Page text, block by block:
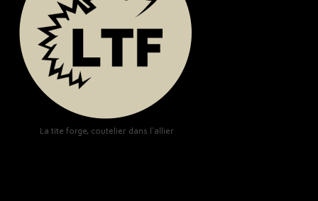
La tite forge, coutelier dans l'allier